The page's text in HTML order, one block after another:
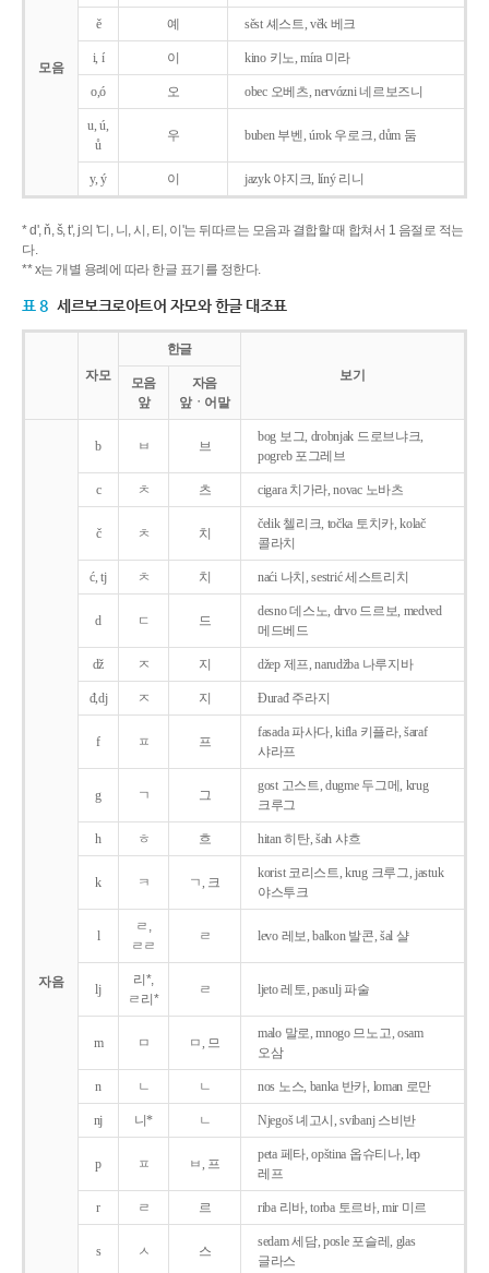
모음
ě 예 sěst 셰스트, věk 베크
i, í 이 kino 키노, míra 미라
o,ó 오 obec 오베츠, nervózni 네르보즈니
u, ú,
ů
우 buben 부벤, úrok 우로크, dům 둠
y, ý 이 jazyk야지크, líný 리니
* d', ň, š, t', j의 '디, 니, 시, 티, 이'는 뒤따르는 모음과 결합할 때 합쳐서 1 음절로 적는
다.
** x는 개별 용례에 따라 한글 표기를 정한다.
표 8 세르보크로아트어 자모와 한글 대조표
자모
한글
보기
모음
앞
자음
앞ㆍ어말
자음
b ㅂ 브
bog 보그, drobnjak 드로브냐크,
pogreb 포그레브
c ㅊ 츠 cigara 치가라, novac 노바츠
č ㅊ 치
čelik 첼리크, točka 토치카, kolač
콜라치
ć, tj ㅊ 치 naći 나치, sestrić 세스트리치
d ㄷ 드
desno 데스노, drvo 드르보, medved
메드베드
dž ㅈ 지 džep 제프, narudžba 나루지바
đ,dj ㅈ 지 Ðurađ 주라지
f ㅍ 프
fasada 파사다, kifla 키플라, šaraf
샤라프
g ㄱ 그
gost 고스트, dugme 두그메, krug
크루그
h ㅎ 흐 hitan 히탄, šah 샤흐
k ㅋ ㄱ, 크
korist 코리스트, krug 크루그, jastuk
야스투크
l
ㄹ,
ㄹㄹ
ㄹ levo 레보, balkon 발콘, šal 샬
lj
리*,
ㄹ리*
ㄹ ljeto 레토, pasulj 파술
m ㅁ ㅁ, 므
malo 말로, mnogo 므노고, osam
오삼
n ㄴ ㄴ nos 노스, banka 반카, loman 로만
nj 니* ㄴ Njegoš 녜고시, svibanj 스비반
p ㅍ ㅂ, 프
peta 페타, opština 옵슈티나, lep
레프
r ㄹ 르 riba 리바, torba 토르바, mir 미르
s ㅅ 스
sedam 세담, posle 포슬레, glas
글라스